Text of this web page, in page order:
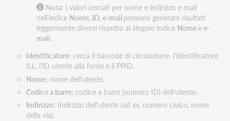
Nota: i valori cercati per nome e indirizzo e-mail
nell'indice Nome, ID, e-mail possono generare risultati
leggermente diversi rispetto al singolo indice Nomee e-
mail .
Identificatore: cerca il barcode di circolazione, l'identificatore
ILL, l'ID utente alla fonte e il PPID.
Nome: nome dell'utente.
Codice a barre: codice a barre (numero ID) dell'utente.
Indirizzo: Indirizzo dell'utente (ad es. numero civico, nome
della via).